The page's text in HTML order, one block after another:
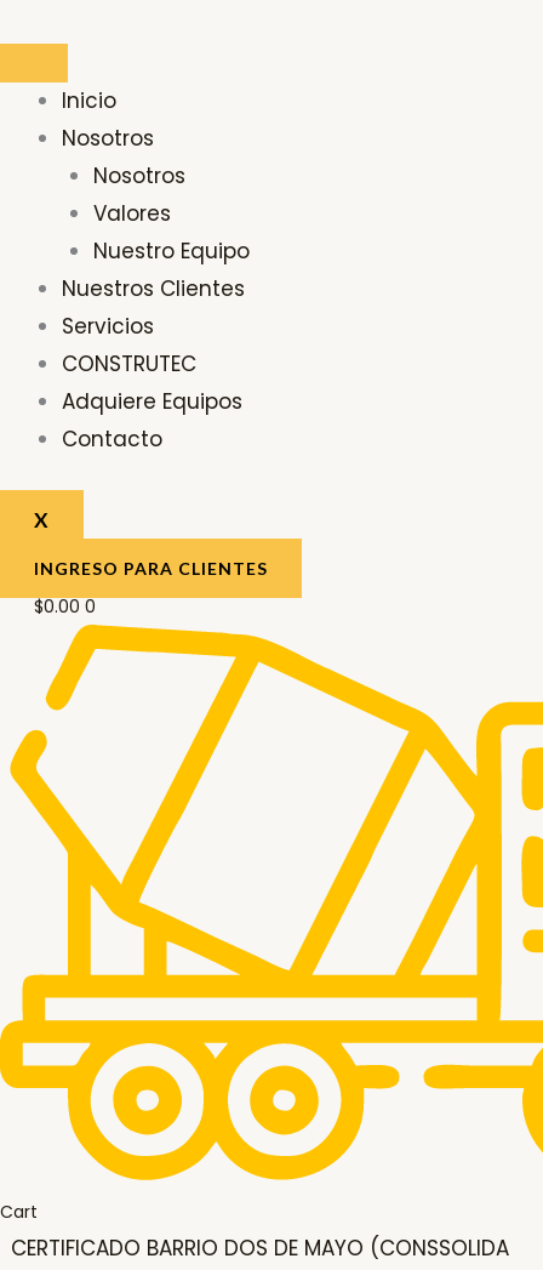
contenido
Inicio
Nosotros
Nosotros
Valores
Nuestro Equipo
Nuestros Clientes
Servicios
CONSTRUTEC
Adquiere Equipos
Contacto
X
INGRESO PARA CLIENTES
$0.00 0
Cart
CERTIFICADO BARRIO DOS DE MAYO (CONSSOLIDA